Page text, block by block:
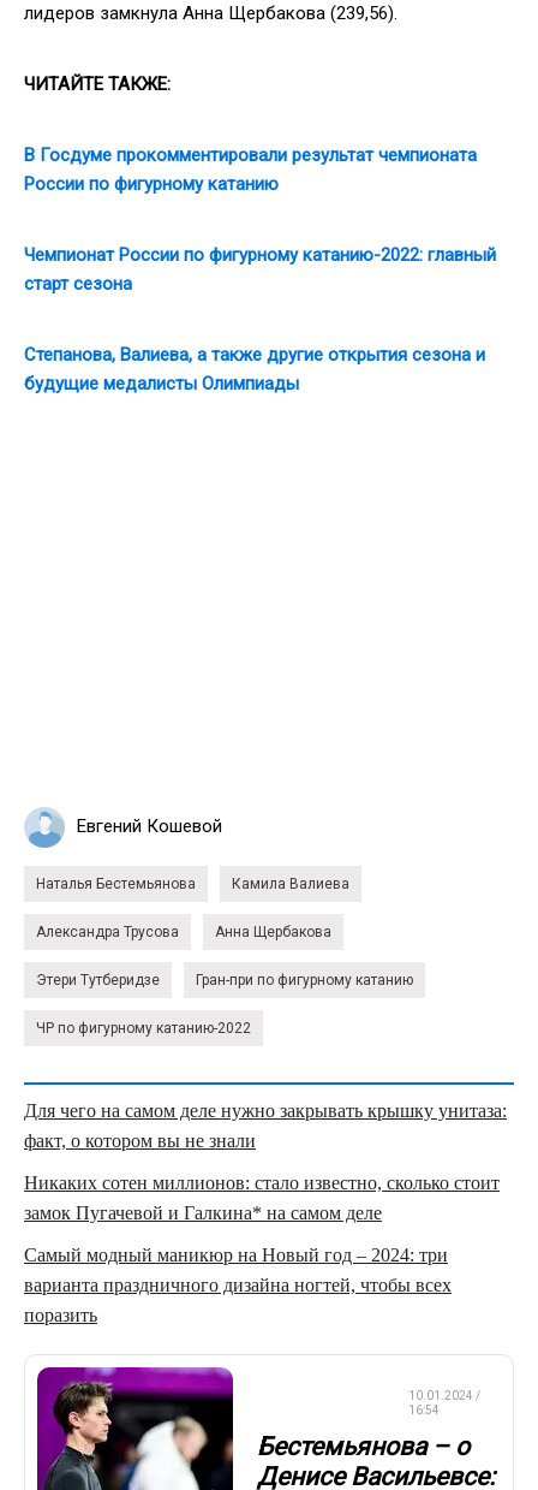
лидеров замкнула Анна Щербакова (239,56).
ЧИТАЙТЕ ТАКЖЕ:
В Госдуме прокомментировали результат чемпионата
России по фигурному катанию
Чемпионат России по фигурному катанию-2022: главный
старт сезона
Степанова, Валиева, а также другие открытия сезона и
будущие медалисты Олимпиады
Евгений Кошевой
Наталья Бестемьянова Камила Валиева
Александра Трусова Анна Щербакова
Этери Тутберидзе Гран-при по фигурному катанию
ЧР по фигурному катанию-2022
Для чего на самом деле нужно закрывать крышку унитаза:
факт, о котором вы не знали
Никаких сотен миллионов: стало известно, сколько стоит
замок Пугачевой и Галкина* на самом деле
Самый модный маникюр на Новый год – 2024: три
варианта праздничного дизайна ногтей, чтобы всех
поразить
10.01.2024 /
16:54
Бестемьянова – о
Денисе Васильевсе: